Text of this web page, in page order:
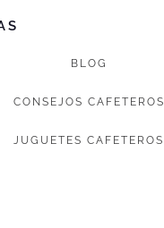
BLOG
CONSEJOS CAFETEROS
JUGUETES CAFETEROS